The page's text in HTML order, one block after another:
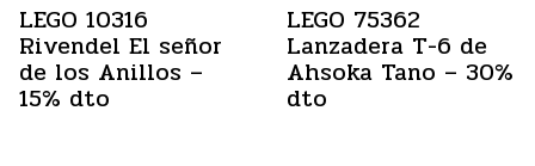
LEGO 10316
Rivendel El señor
de los Anillos –
15% dto
LEGO 75362
Lanzadera T-6 de
Ahsoka Tano – 30%
dto